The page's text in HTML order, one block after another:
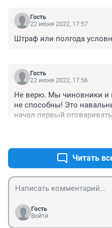
Гость
22 июня 2022, 17:57
Штраф или полгода
Гость
22 июня 2022, 17:56
Не верю. Мы чиновники и
не способны! Это
начал первый
Читать
Гость
Войти